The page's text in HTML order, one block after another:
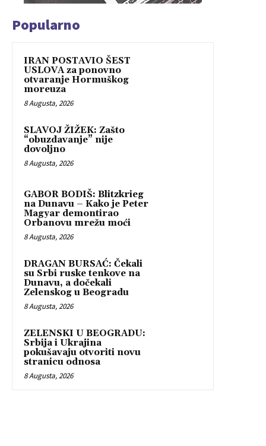
Popularno
IRAN POSTAVIO ŠEST
USLOVA za ponovno
otvaranje Hormuškog
moreuza
8 Augusta, 2026
SLAVOJ ŽIŽEK: Zašto
“obuzdavanje” nije
dovoljno
8 Augusta, 2026
GABOR BODIŠ: Blitzkrieg
na Dunavu – Kako je Peter
Magyar demontirao
Orbanovu mrežu moći
8 Augusta, 2026
DRAGAN BURSAĆ: Čekali
su Srbi ruske tenkove na
Dunavu, a dočekali
Zelenskog u Beogradu
8 Augusta, 2026
ZELENSKI U BEOGRADU:
Srbija i Ukrajina
pokušavaju otvoriti novu
stranicu odnosa
8 Augusta, 2026